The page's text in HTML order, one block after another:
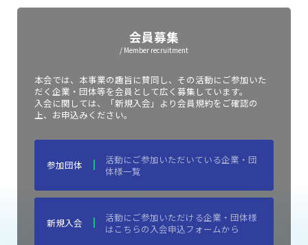
会員募集
/ Member recruitment
本会では、本事業の趣旨に賛同し、その活動にご参加いた
だく企業・団体等を会員として広く募集しています。
入会に関しては、「新規入会」より会員規約をご確認の
上、お申込みください。
参加団体
活動にご参加いただいている企業・団
体様一覧
新規入会
活動にご参加いただける企業・団体様
はこちらの入会申込フォームから